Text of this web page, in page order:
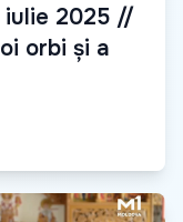
iulie 2025 //
orbi și a